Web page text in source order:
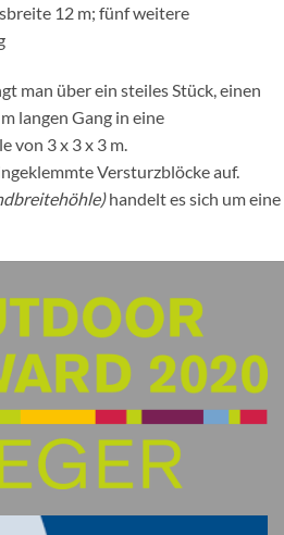
12 m; fünf weitere
man über ein steiles Stück, einen
langen Gang in eine
von 3 x 3 x 3 m.
Versturzblöcke auf.
handelt es sich um eine